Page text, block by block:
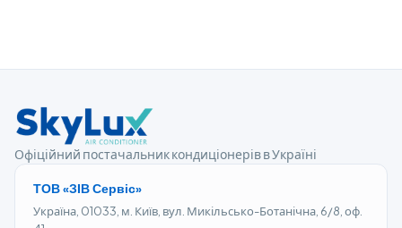
Офіційний постачальник кондиціонерів в Україні
ТОВ «ЗІВ Сервіс»
Україна, 01033, м. Київ, вул. Микільсько-Ботанічна, 6/8, оф.